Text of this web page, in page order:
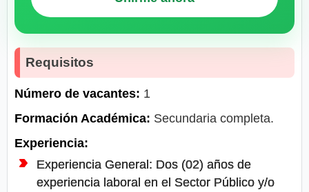
Requisitos
Número de vacantes: 1
Formación Académica: Secundaria completa.
Experiencia:
Experiencia General: Dos (02) años de
experiencia laboral en el Sector Público y/o